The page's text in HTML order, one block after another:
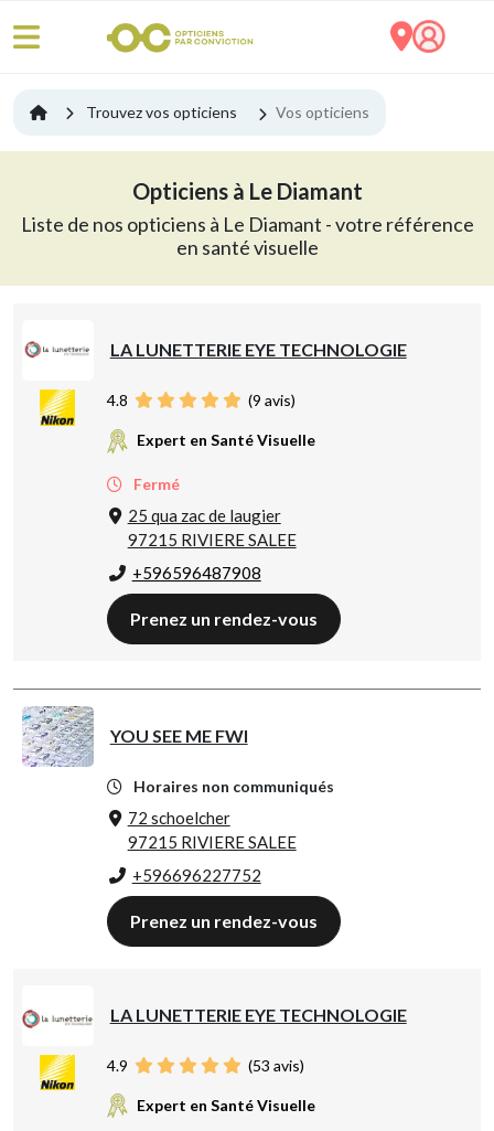
Trouvez vos opticiens Vos opticiens
Opticiens à Le Diamant
Liste de nos opticiens à Le Diamant - votre référence
en santé visuelle
LA LUNETTERIE EYE TECHNOLOGIE
4.8 (9 avis)
Expert en Santé Visuelle
Fermé
25 qua zac de laugier
97215 RIVIERE SALEE
+596596487908
Prenez un rendez-vous
YOU SEE ME FWI
Horaires non communiqués
72 schoelcher
97215 RIVIERE SALEE
+596696227752
Prenez un rendez-vous
LA LUNETTERIE EYE TECHNOLOGIE
4.9 (53 avis)
Expert en Santé Visuelle